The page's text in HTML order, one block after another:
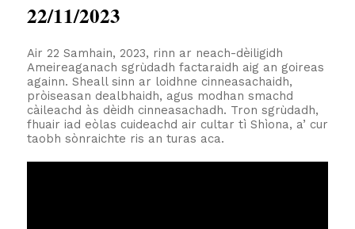
22/11/2023
Air 22 Samhain, 2023, rinn ar neach-dèiligidh
Ameireaganach sgrùdadh factaraidh aig an goireas
againn. Sheall sinn ar loidhne cinneasachaidh,
pròiseasan dealbhaidh, agus modhan smachd
càileachd às dèidh cinneasachadh. Tron sgrùdadh,
fhuair iad eòlas cuideachd air cultar tì Shìona, a’ cur
taobh sònraichte ris an turas aca.